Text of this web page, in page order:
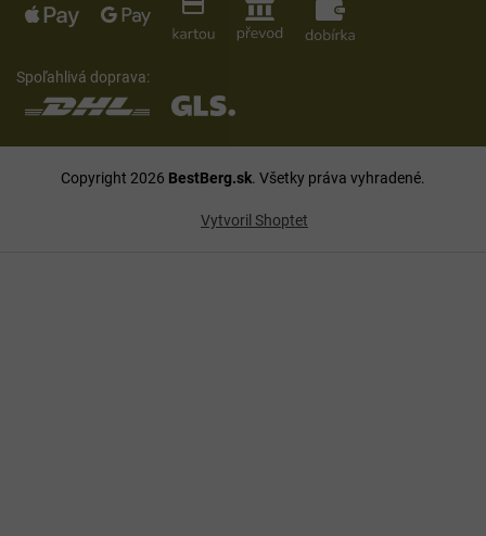
Spoľahlivá doprava:
Vytvoril Shoptet
Copyright 2026 BestBerg.sk. Všetky práva vyhradené.